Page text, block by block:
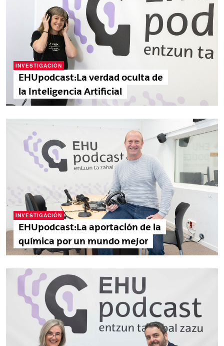
INVESTIGACIÓN
EHUpodcast:La verdad oculta de
la Inteligencia Artificial
INVESTIGACIÓN
EHUpodcast:La aportación de la
química por un mundo mejor